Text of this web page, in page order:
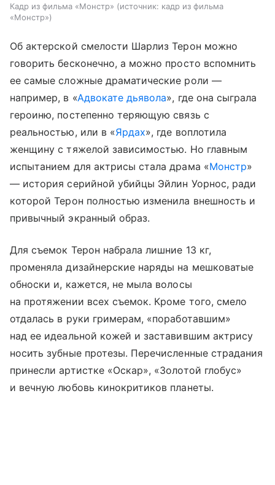
Кадр из фильма «Монстр» источник: кадр из фильма
«Монстр»
Об актерской смелости Шарлиз Терон можно
говорить бесконечно, а можно просто вспомнить
ее самые сложные драматические роли —
например, в «Адвокате дьявола», где она сыграла
героиню, постепенно теряющую связь с
реальностью, или в «Ярдах», где воплотила
женщину с тяжелой зависимостью. Но главным
испытанием для актрисы стала драма «Монстр»
— история серийной убийцы Эйлин Уорнос, ради
которой Терон полностью изменила внешность и
привычный экранный образ.
Для съемок Терон набрала лишние 13 кг,
променяла дизайнерские наряды на мешковатые
обноски и, кажется, не мыла волосы
на протяжении всех съемок. Кроме того, смело
отдалась в руки гримерам, «поработавшим»
над ее идеальной кожей и заставившим актрису
носить зубные протезы. Перечисленные страдания
принесли артистке «Оскар», «Золотой глобус»
и вечную любовь кинокритиков планеты.